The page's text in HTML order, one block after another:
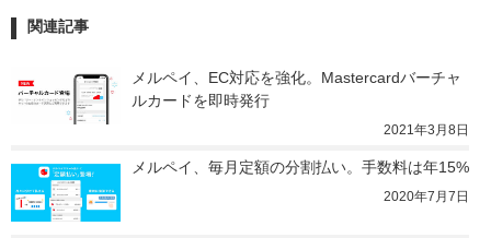
関連記事
メルペイ、EC対応を強化。Mastercardバーチャ
ルカードを即時発行
2021年3月8日
メルペイ、毎月定額の分割払い。手数料は年15%
2020年7月7日